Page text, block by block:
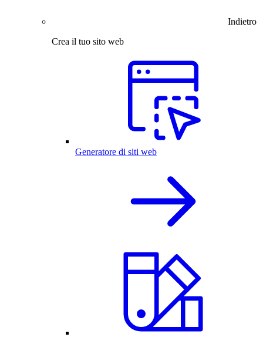
Indietro
Crea il tuo sito web
Generatore di siti web